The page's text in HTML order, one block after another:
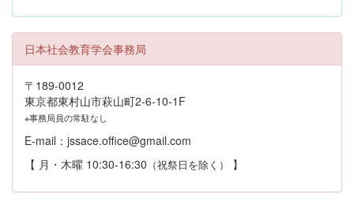
日本社会教育学会事務局
〒189-0012
東京都東村山市萩山町2-6-10-1F
※事務局員の常駐なし
E-mail：jssace.office@gmail.com
【 月・木曜 10:30-16:30 （祝祭日を除く） 】